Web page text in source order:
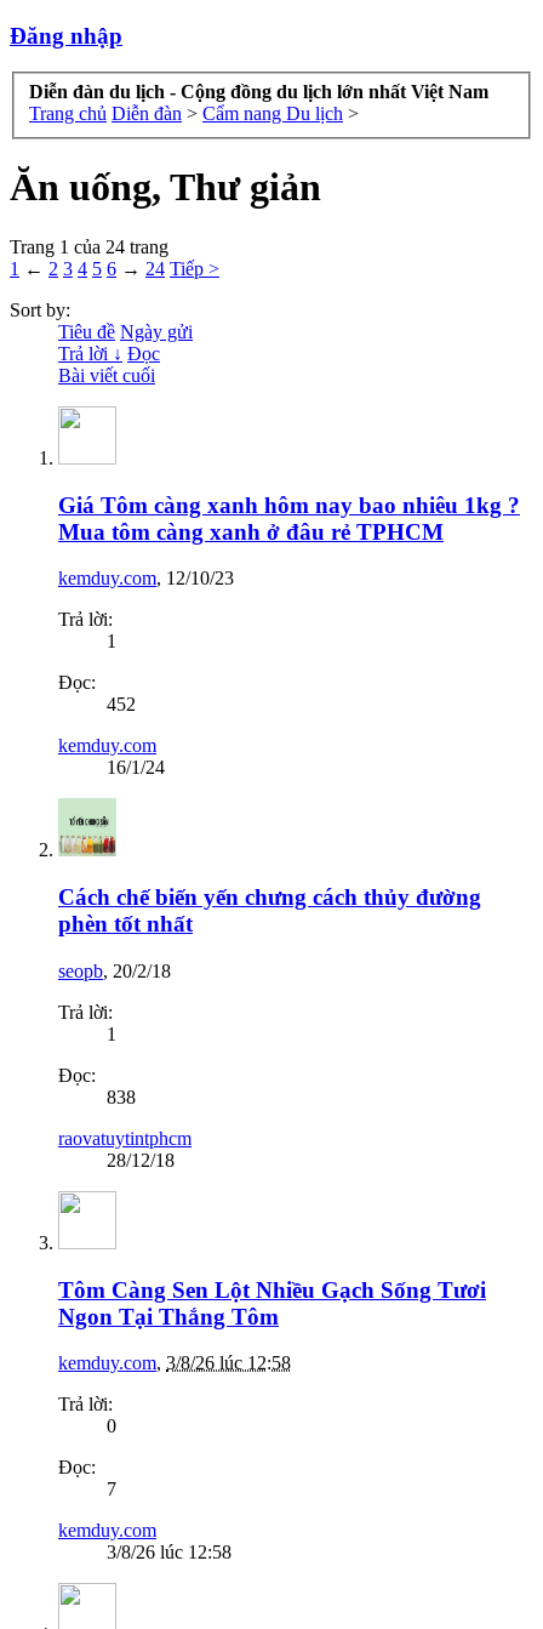
Đăng nhập
Diễn đàn du lịch - Cộng đồng du lịch lớn nhất Việt Nam
Trang chủ Diễn đàn > Cẩm nang Du lịch >
Ăn uống, Thư giản
Trang 1 của 24 trang
1 ← 2 3 4 5 6 → 24 Tiếp >
Sort by:
Tiêu đề Ngày gửi
Trả lời ↓ Đọc
Bài viết cuối
Giá Tôm càng xanh hôm nay bao nhiêu 1kg ?
Mua tôm càng xanh ở đâu rẻ TPHCM
kemduy.com, 12/10/23
Trả lời:
1
Đọc:
452
kemduy.com
16/1/24
Cách chế biến yến chưng cách thủy đường
phèn tốt nhất
seopb, 20/2/18
Trả lời:
1
Đọc:
838
raovatuytintphcm
28/12/18
Tôm Càng Sen Lột Nhiều Gạch Sống Tươi
Ngon Tại Thắng Tôm
kemduy.com, 3/8/26 lúc 12:58
Trả lời:
0
Đọc:
7
kemduy.com
3/8/26 lúc 12:58